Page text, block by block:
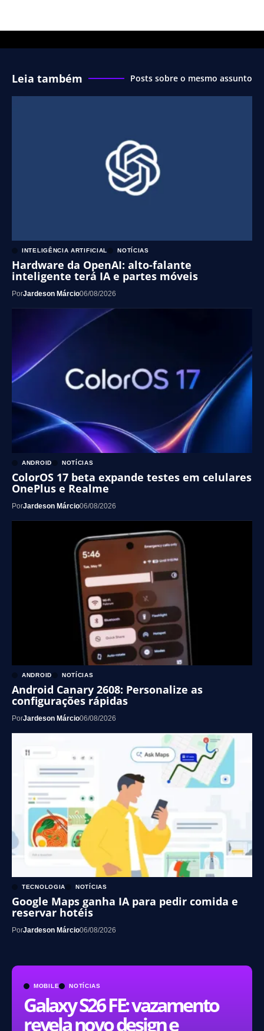
MOBILE NOTÍCIAS
Galaxy S26 FE: vazamento
revela novo design e
Leia também Posts sobre o mesmo assunto
INTELIGÊNCIA ARTIFICIAL NOTÍCIAS
Hardware da OpenAI: alto-falante
inteligente terá IA e partes móveis
PorJardeson Márcio06/08/2026
ANDROID NOTÍCIAS
ColorOS 17 beta expande testes em celulares
OnePlus e Realme
PorJardeson Márcio06/08/2026
ANDROID NOTÍCIAS
Android Canary 2608: Personalize as
configurações rápidas
PorJardeson Márcio06/08/2026
TECNOLOGIA NOTÍCIAS
Google Maps ganha IA para pedir comida e
reservar hotéis
PorJardeson Márcio06/08/2026